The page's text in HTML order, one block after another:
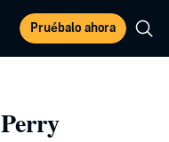
Pruébalo ahora